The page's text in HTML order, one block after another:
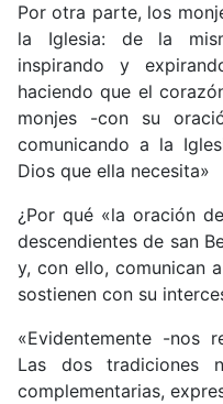
Por otra parte, los
la Iglesia: de la
inspirando y
haciendo que el
monjes -con su
comunicando a la
Dios que ella necesita»
¿Por qué «la oración
descendientes de san
y, con ello, comunican
sostienen con su
«Evidentemente -nos
Las dos tradiciones
complementarias,